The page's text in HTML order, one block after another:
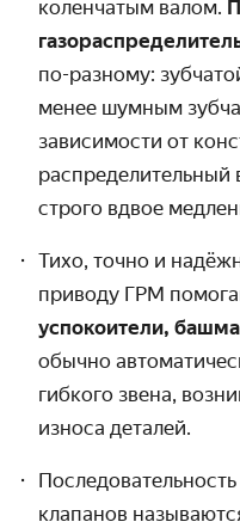
коленчатым валом.
по-разному:
менее шумным
зависимости от
распределительный
строго вдвое
Тихо, точно и
приводу ГРМ
успокоители,
обычно
гибкого звена,
износа деталей.
клапанов